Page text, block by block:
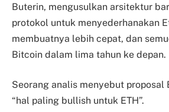
Buterin, mengusulkan arsitektur
protokol untuk menyederhanakan
membuatnya lebih cepat, dan
Bitcoin dalam lima tahun ke depan.
Seorang analis menyebut proposal
“hal paling bullish untuk ETH”.